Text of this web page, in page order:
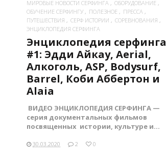
МИРОВЫЕ НОВОСТИ СЕРФИНГА
ОБОРУДОВАНИЕ
ОБУЧЕНИЕ СЕРФИНГУ
ПОЛЕЗНОЕ
ПРЕССА
ПУТЕШЕСТВИЯ
СЕРФ ИСТОРИИ
СОРЕВНОВАНИЯ
ЭНЦИКЛОПЕДИЯ СЕРФИНГА
Энциклопедия серфинга
#1: Эдди Айкау, Aerial,
Алкоголь, ASP, Bodysurf,
Barrel, Коби Аббертон и
Alaia
ВИДЕО ЭНЦИКЛОПЕДИЯ СЕРФИНГА —
серия документальных фильмов
посвященных истории, культуре и...
30.03.2020 2 0